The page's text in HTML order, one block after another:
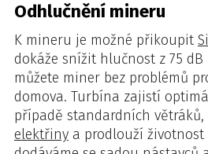
Odhlučnění mineru
K mineru je možné přikoupit
dokáže snížit hlučnost z 75
můžete miner bez problémů
domova. Turbína zajistí
případě standardních větráků,
elektřiny a prodlouží